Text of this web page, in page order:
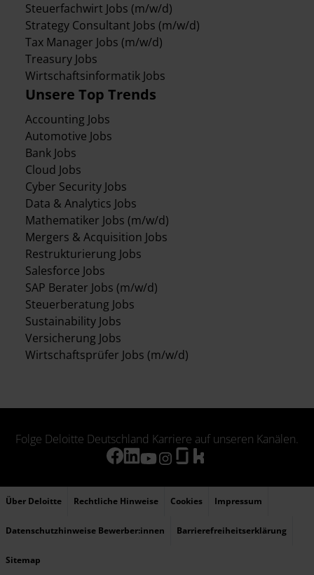
Unsere Top Trends
Accounting Jobs
Automotive Jobs
Bank Jobs
Cloud Jobs
Cyber Security Jobs
Data & Analytics Jobs
Mathematiker Jobs (m/w/d)
Mergers & Acquisition Jobs
Restrukturierung Jobs
Salesforce Jobs
SAP Berater Jobs (m/w/d)
Steuerberatung Jobs
Sustainability Jobs
Versicherung Jobs
Wirtschaftsprüfer Jobs (m/w/d)
Steuerfachwirt Jobs (m/w/d)
Strategy Consultant Jobs (m/w/d)
Tax Manager Jobs (m/w/d)
Treasury Jobs
Wirtschaftsinformatik Jobs
Folge Deloitte Deutschland Karriere auf unseren Kanälen.
Über Deloitte Rechtliche Hinweise Cookies Impressum
Datenschutzhinweise Bewerber:innen Barrierefreiheitserklärung
Sitemap